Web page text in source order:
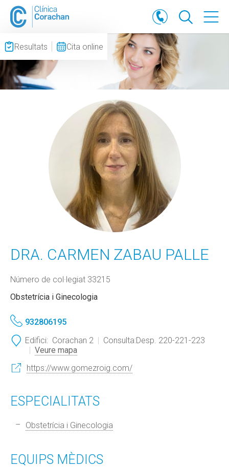
Resultats Cita online
DRA. CARMEN ZABAU PALLE
Número de col·legiat 33215
Obstetrícia i Ginecologia
932806195
Edifici: Corachan 2 Consulta:Desp. 220-221-223
Veure mapa
https://www.gomezroig.com/
ESPECIALITATS
Obstetrícia i Ginecologia
EQUIPS MÈDICS